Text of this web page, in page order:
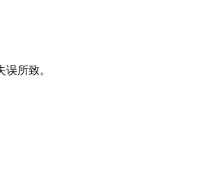
所致。